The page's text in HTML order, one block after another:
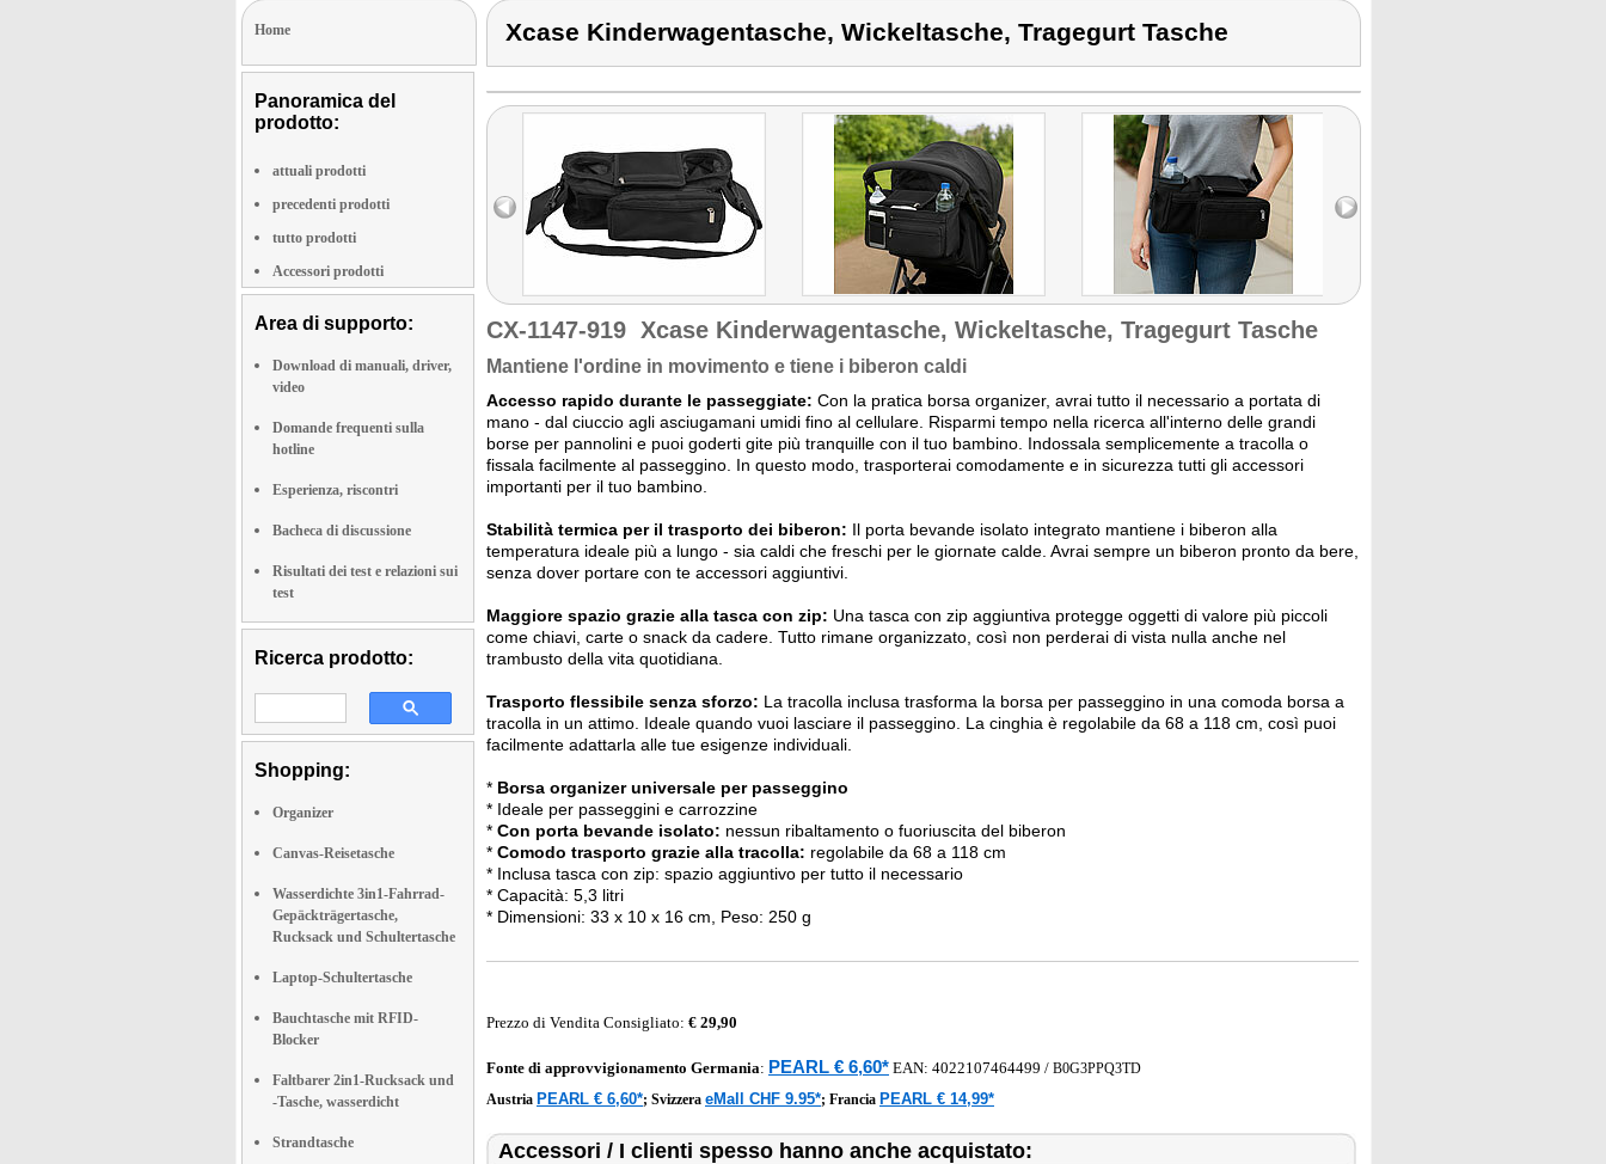
Home
Panoramica del
prodotto:
attuali prodotti
precedenti prodotti
tutto prodotti
Accessori prodotti
Area di supporto:
Download di manuali, driver,
video
Domande frequenti sulla
hotline
Esperienza, riscontri
Bacheca di discussione
Risultati dei test e relazioni sui
test
Ricerca prodotto:
Shopping:
Organizer
Canvas-Reisetasche
Wasserdichte 3in1-Fahrrad-
Gepäckträgertasche,
Rucksack und Schultertasche
Laptop-Schultertasche
Bauchtasche mit RFID-
Blocker
Faltbarer 2in1-Rucksack und
-Tasche, wasserdicht
Strandtasche
Xcase Kinderwagentasche, Wickeltasche, Tragegurt Tasche
CX-1147-919 Xcase Kinderwagentasche, Wickeltasche, Tragegurt Tasche
Mantiene l'ordine in movimento e tiene i biberon caldi
Accesso rapido durante le passeggiate: Con la pratica borsa organizer, avrai tutto il necessario a portata di
mano - dal ciuccio agli asciugamani umidi fino al cellulare. Risparmi tempo nella ricerca all'interno delle grandi
borse per pannolini e puoi goderti gite più tranquille con il tuo bambino. Indossala semplicemente a tracolla o
fissala facilmente al passeggino. In questo modo, trasporterai comodamente e in sicurezza tutti gli accessori
importanti per il tuo bambino.
Stabilità termica per il trasporto dei biberon: Il porta bevande isolato integrato mantiene i biberon alla
temperatura ideale più a lungo - sia caldi che freschi per le giornate calde. Avrai sempre un biberon pronto da bere,
senza dover portare con te accessori aggiuntivi.
Maggiore spazio grazie alla tasca con zip: Una tasca con zip aggiuntiva protegge oggetti di valore più piccoli
come chiavi, carte o snack da cadere. Tutto rimane organizzato, così non perderai di vista nulla anche nel
trambusto della vita quotidiana.
Trasporto flessibile senza sforzo: La tracolla inclusa trasforma la borsa per passeggino in una comoda borsa a
tracolla in un attimo. Ideale quando vuoi lasciare il passeggino. La cinghia è regolabile da 68 a 118 cm, così puoi
facilmente adattarla alle tue esigenze individuali.
* Borsa organizer universale per passeggino
* Ideale per passeggini e carrozzine
* Con porta bevande isolato: nessun ribaltamento o fuoriuscita del biberon
* Comodo trasporto grazie alla tracolla: regolabile da 68 a 118 cm
* Inclusa tasca con zip: spazio aggiuntivo per tutto il necessario
* Capacità: 5,3 litri
* Dimensioni: 33 x 10 x 16 cm, Peso: 250 g
Prezzo di Vendita Consigliato: € 29,90
Fonte di approvvigionamento Germania: PEARL € 6,60* EAN: 4022107464499 / B0G3PPQ3TD
Austria PEARL € 6,60*; Svizzera eMall CHF 9.95*; Francia PEARL € 14,99*
Accessori / I clienti spesso hanno anche acquistato: